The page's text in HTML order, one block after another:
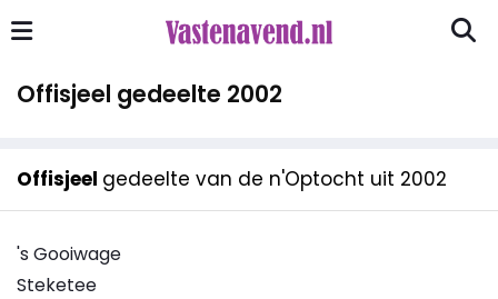
Offisjeel gedeelte 2002
Offisjeel gedeelte van de n'Optocht uit 2002
's Gooiwage
Steketee